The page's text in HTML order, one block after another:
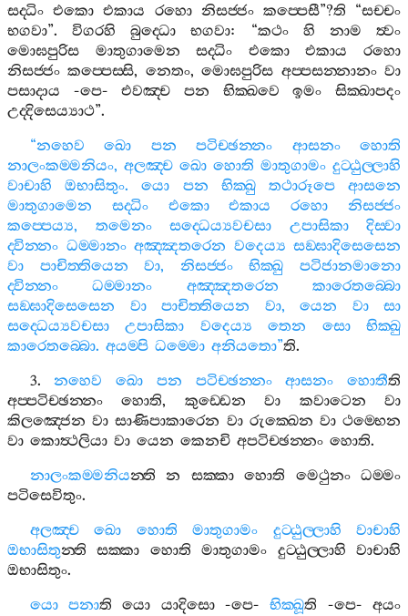
සද‍්ධිං එකො එකාය රහො නිසජ‍්ජං කප‍්පෙසී”?ති “සච‍්චං
භගවා”.විගරහි බුද‍්ධො භගවා: “කථං හි නාම
ත්‍වං
මොඝපුරිස
මාතුගාමෙන සද‍්ධිං එකො එකාය
රහො
නිසජ‍්ජං කප‍්පෙස‍්සි, නෙතං,මොඝපුරිස අප‍්පසන‍්නානං වා
පසාදාය -පෙ-එවඤ‍්ච පන භික‍්ඛවෙ ඉමං
සික‍්ඛාපදං
උද‍්දිසෙය්‍යාථ”.
“නහෙව ඛො පන පටිච‍්ඡන‍්නං ආසනං
හොති
නාලංකම‍්මනියං, අලඤ‍්ච ඛො හොති මාතුගාමං දුට‍්ඨුල‍්ලාහි
වාචාහි
ඔභාසිතුං.යො පන භික‍්ඛු තථාරූපෙ
ආසනෙ
මාතුගාමෙන
සද‍්ධිං එකො එකාය රහො
නිසජ‍්ජං
කප‍්පෙය්‍ය, තමෙනං සද‍්ධෙය්‍යවචසා උපාසිකා
දිස‍්වා
ද‍්වින‍්නං ධම‍්මානං අඤ‍්ඤතරෙන වදෙය්‍ය සඞ‍්ඝාදිසෙසෙන
වා
පාචිත‍්තියෙන වා, නිසජ‍්ජං භික‍්ඛු
පටිජානමානො
ද‍්වින‍්නං
ධම‍්මානං අඤ‍්ඤතරෙන
කාරෙතබ‍්බො
සඞ‍්ඝාදිසෙසෙන
වා පාචිත‍්තියෙන වා, යෙන වා
සා
සද‍්ධෙය්‍යවචසා
උපාසිකා වදෙය්‍ය තෙන සො
භික‍්ඛු
කාරෙතබ‍්බො. අයම‍්පි ධම‍්මො අනියතො”ති.
3.නහෙව ඛො පන පටිච‍්ඡන‍්නං ආසනං හොතීති
අප‍්පටිච‍්ඡන‍්නං
හොති, කුඩ‍්ඩෙන වා කවාටෙන
වා
කිලඤ‍්ජෙන වා සාණිපාකාරෙන වා රුක‍්ඛෙන වා ථම‍්භෙන
වා කොත්‍ථලියා වා යෙන කෙනචි අපටිච‍්ඡන‍්නං හොති.
නාලංකම‍්මනියන‍්ති න සක‍්කා හොති මෙථුනං
ධම‍්මං
පටිසෙවිතුං.
අලඤ‍්ච
ඛො හොති මාතුගාමං දුට‍්ඨුල‍්ලාහි
වාචාහි
ඔභාසිතුන‍්ති සක‍්කා හොති මාතුගාමං දුට‍්ඨුල‍්ලාහි
වාචාහි
ඔභාසිතුං.
යො පනාති යො යාදිසො-පෙ-භික‍්ඛූති -පෙ-අයං